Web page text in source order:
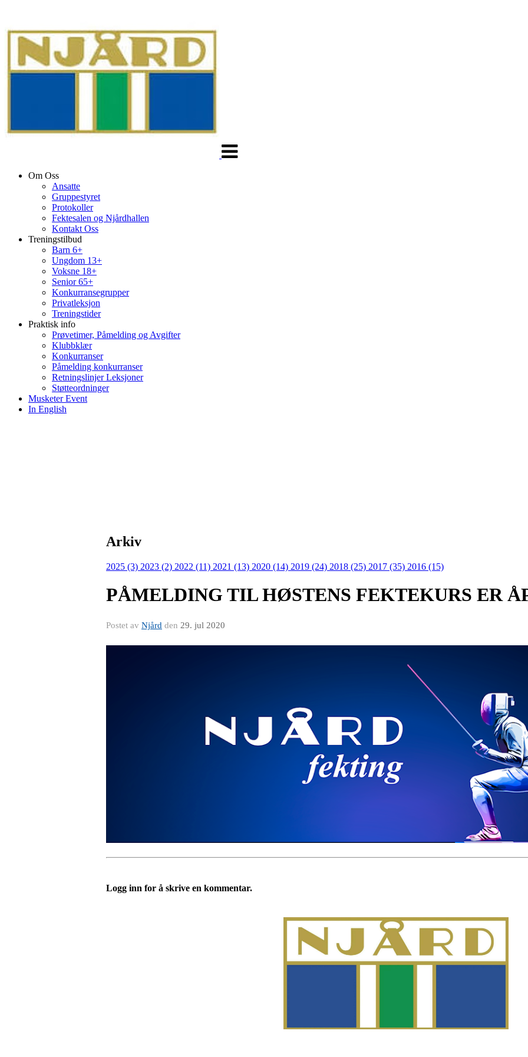
Om Oss
Ansatte
Gruppestyret
Protokoller
Fektesalen og Njårdhallen
Kontakt Oss
Treningstilbud
Barn 6+
Ungdom 13+
Voksne 18+
Senior 65+
Konkurransegrupper
Privatleksjon
Treningstider
Praktisk info
Prøvetimer, Påmelding og Avgifter
Klubbklær
Konkurranser
Påmelding konkurranser
Retningslinjer Leksjoner
Støtteordninger
Musketer Event
In English
Arkiv
2025 (3) 2023 (2) 2022 (11) 2021 (13) 2020 (14) 2019 (24) 2018 (25) 2017 (35) 2016 (15)
PÅMELDING TIL HØSTENS FEKTEKURS ER
Postet av Njård den 29. jul 2020
Logg inn for å skrive en kommentar.